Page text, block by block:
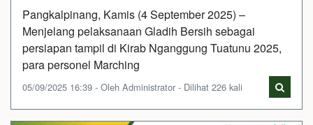
Pangkalpinang, Kamis (4 September 2025) –
Menjelang pelaksanaan Gladih Bersih sebagai
persiapan tampil di Kirab Nganggung Tuatunu 2025,
para personel Marching
05/09/2025 16:39 - Oleh Administrator - Dilihat 226 kali